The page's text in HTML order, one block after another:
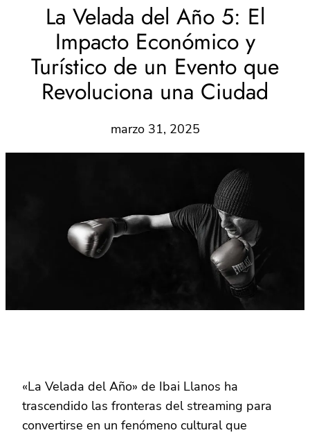
La Velada del Año 5: El
Impacto Económico y
Turístico de un Evento que
Revoluciona una Ciudad
marzo 31, 2025
«La Velada del Año» de Ibai Llanos ha
trascendido las fronteras del streaming para
convertirse en un fenómeno cultural que